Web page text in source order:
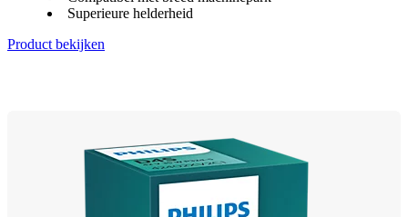
Superieure helderheid
Product bekijken